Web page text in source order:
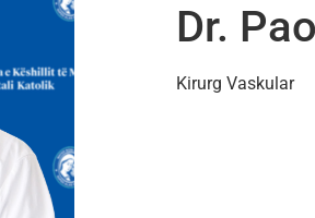
Dr.
Kirurg Vaskular